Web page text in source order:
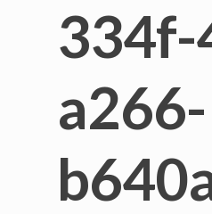
334f-
a266-